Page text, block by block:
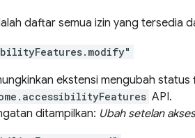
daftar semua izin yang tersedia
ekstensi mengubah
API.
ditampilkan: Ubah setelan